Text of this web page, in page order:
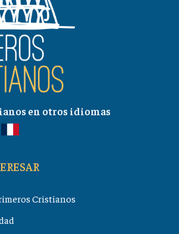
en otros idiomas
Cristianos